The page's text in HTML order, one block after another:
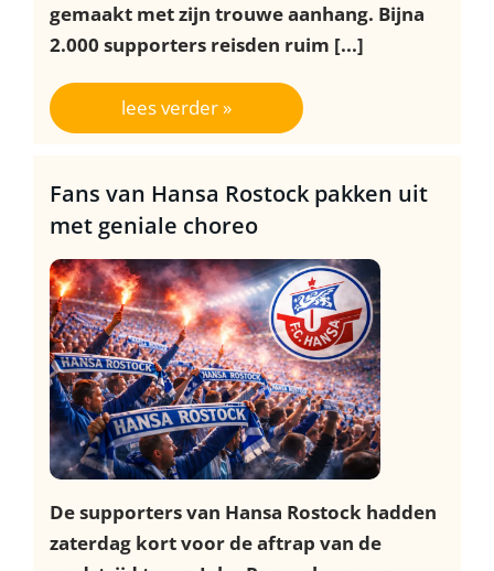
gemaakt met zijn trouwe aanhang. Bijna
2.000 supporters reisden ruim [...]
lees verder »
Fans van Hansa Rostock pakken uit
met geniale choreo
De supporters van Hansa Rostock hadden
zaterdag kort voor de aftrap van de